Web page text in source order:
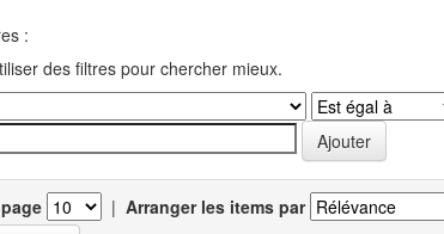
:
des filtres pour chercher mieux.
| Arranger les items par